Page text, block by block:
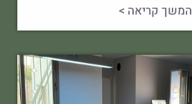
המשך קריאה >